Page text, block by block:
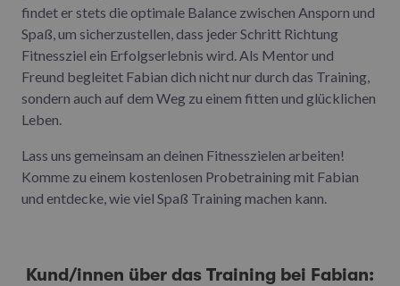
findet er stets die optimale Balance zwischen Ansporn und
Spaß, um sicherzustellen, dass jeder Schritt Richtung
Fitnessziel ein Erfolgserlebnis wird. Als Mentor und
Freund begleitet Fabian dich nicht nur durch das Training,
sondern auch auf dem Weg zu einem fitten und glücklichen
Leben.
Lass uns gemeinsam an deinen Fitnesszielen arbeiten!
Komme zu einem kostenlosen Probetraining mit Fabian
und entdecke, wie viel Spaß Training machen kann.
Kund/innen über das Training bei Fabian: